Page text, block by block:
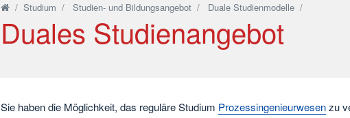
/ Studium / Studien- und Bildungsangebot/ Duale Studienmodelle/
Duales Studienangebot
Sie haben die Möglichkeit, das reguläre Studium Prozessingenieurwesenzu